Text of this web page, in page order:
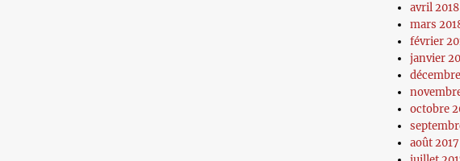
avril 2018
mars
février
janvier
octobre
août 2017